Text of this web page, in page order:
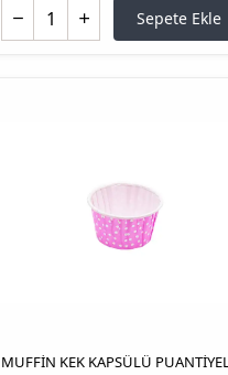
Sepete Ekle
MUFFİN KEK KAPSÜLÜ